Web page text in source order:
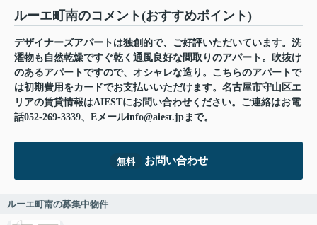
ルーエ町南のコメント(おすすめポイント)
デザイナーズアパートは独創的で、ご好評いただいています。洗
濯物も自然乾燥ですぐ乾く通風良好な間取りのアパート。吹抜け
のあるアパートですので、オシャレな造り。こちらのアパートで
は初期費用をカードでお支払いいただけます。名古屋市守山区エ
リアの賃貸情報はAIESTにお問い合わせください。ご連絡はお電
話052-269-3339、Eメールinfo@aiest.jpまで。
無料 お問い合わせ
ルーエ町南の募集中物件